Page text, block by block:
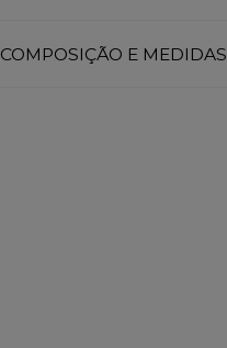
COMPOSIÇÃO E MEDIDAS